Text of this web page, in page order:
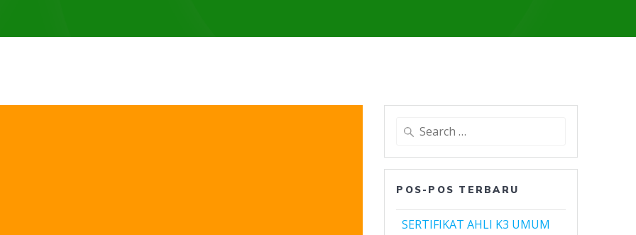
Search
POS-POS TERBARU
SERTIFIKAT AHLI K3 UMUM